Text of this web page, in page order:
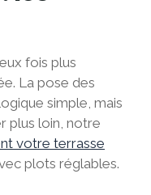
fois plus
La pose des
simple, mais
plus loin, notre
votre terrasse
plots réglables.